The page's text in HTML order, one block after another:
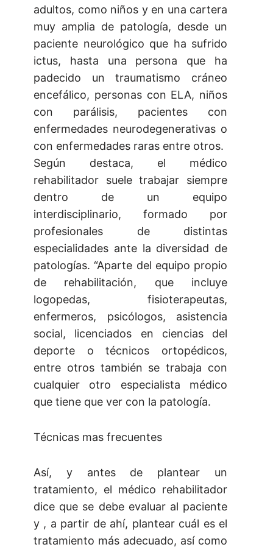
adultos, como niños y en una cartera
muy amplia de patología, desde un
paciente neurológico que ha sufrido
ictus, hasta una persona que ha
padecido un traumatismo cráneo
encefálico, personas con ELA, niños
con parálisis, pacientes con
enfermedades neurodegenerativas o
con enfermedades raras entre otros.
Según destaca, el médico
rehabilitador suele trabajar siempre
dentro de un equipo
interdisciplinario, formado por
profesionales de distintas
especialidades ante la diversidad de
patologías. “Aparte del equipo propio
de rehabilitación, que incluye
logopedas, fisioterapeutas,
enfermeros, psicólogos, asistencia
social, licenciados en ciencias del
deporte o técnicos ortopédicos,
entre otros también se trabaja con
cualquier otro especialista médico
que tiene que ver con la patología.
Técnicas mas frecuentes
Así, y antes de plantear un
tratamiento, el médico rehabilitador
dice que se debe evaluar al paciente
y , a partir de ahí, plantear cuál es el
tratamiento más adecuado, así como